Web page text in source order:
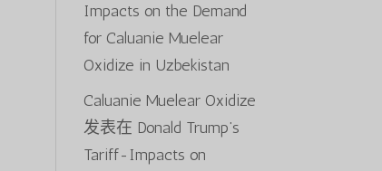
Impacts on the Demand
for Caluanie Muelear
Oxidize in Uzbekistan
Caluanie Muelear Oxidize
发表在 Donald Trump’s
Tariff-Impacts on